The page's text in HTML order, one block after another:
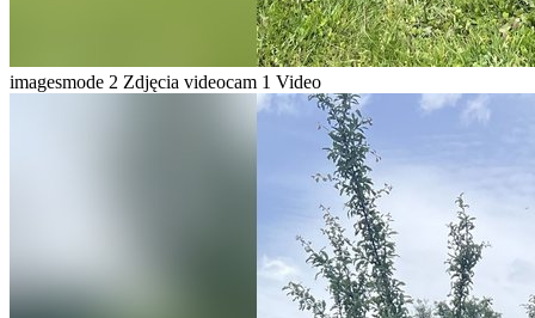
imagesmode 2 Zdjęcia videocam 1 Video